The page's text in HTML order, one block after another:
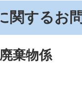
関するお
棄物係